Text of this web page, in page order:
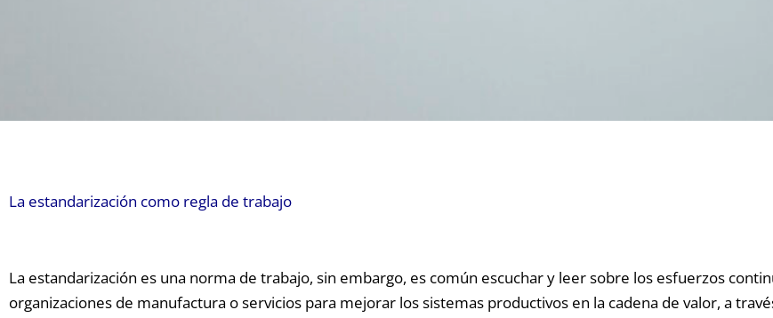
La estandarización como regla de trabajo
La estandarización es una norma de trabajo, sin embargo, es común escuchar y leer sobre los esfuerzos
organizaciones de manufactura o servicios para mejorar los sistemas productivos en la cadena de valor, a